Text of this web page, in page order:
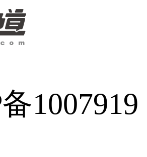
1007919